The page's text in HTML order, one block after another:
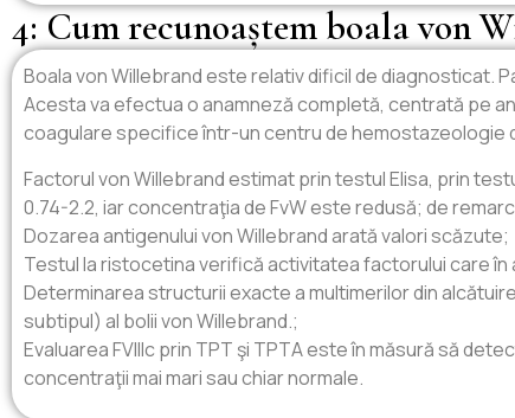
4: Cum recunoaștem boala von
Boala von Willebrand este relativ dificil de diagnosticat.
Acesta va efectua o anamneză completă, centrată pe
coagulare specifice într-un centru de hemostazeologie
Factorul von Willebrand estimat prin testul Elisa, prin
0.74-2.2, iar concentraţia de FvW este redusă; de
Dozarea antigenului von Willebrand arată valori scăzute;
Testul la ristocetina verifică activitatea factorului care
Determinarea structurii exacte a multimerilor din
subtipul) al bolii von Willebrand.;
Evaluarea FVIIIc prin TPT şi TPTA este în măsură să
concentraţii mai mari sau chiar normale.